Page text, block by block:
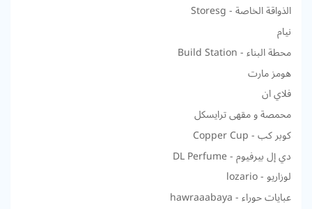
الذواقة الخاصة - Storesg
نيام
محطة البناء - Build Station
هومز مارت
فلاي ان
محمصة و مقهى ترايسكل
كوبر كب - Copper Cup
دي إل بيرفيوم - DL Perfume
لوزاريو - lozario
عبايات حوراء - hawraaabaya